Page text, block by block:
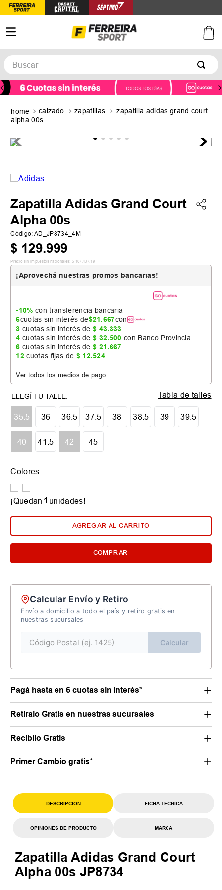
Buscar
calzado zapatillas
zapatilla adidas grand court
alpha 00s
Zapatilla Adidas Grand Court
Alpha 00s
Código: AD_JP8734_4M
$ 129.999
Precio sin impuestos nacionales: $ 107 .437,19
¡Aprovechá nuestras promos bancarias!
-10% con transferencia bancaria
6cuotas sin interés de$21.667con
3 cuotas sin interés de$ 43.333
4 cuotas sin interés de$ 32.500 con Banco Provincia
6 cuotas sin interés de$ 21.667
12 cuotas fijas de $ 12.524
Ver todos los medios de pago
35.5 36 36.5 37.5 38 38.5 39 39.5
40 41.5 42 45
Tabla de talles
Colores
¡Quedan 1 unidades!
AGREGAR AL CARRITO
COMPRAR
Calcular Envío y Retiro
Envío a domicilio a todo el país y retiro gratis en
nuestras sucursales
Calcular
Pagá hasta en 6 cuotas sin interés*
Retiralo Gratis en nuestras sucursales
Recibilo Gratis
Primer Cambio gratis*
DESCRIPCION FICHA TECNICA
OPINIONES DE PRODUCTO MARCA
Zapatilla Adidas Grand Court
Alpha 00s JP8734
TÉRMINOS MÁS BUSCADOS
2.
zapatillas